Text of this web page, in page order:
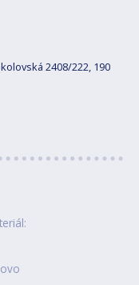
2408/222, 190